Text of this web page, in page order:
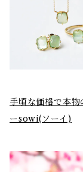
手頃な価格で本
ーsowi(ソーイ)